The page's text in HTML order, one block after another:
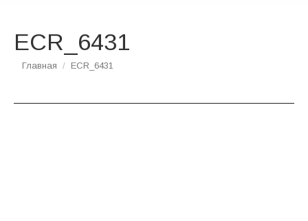
ECR_6431
Вы здесь:
Главная ECR_6431